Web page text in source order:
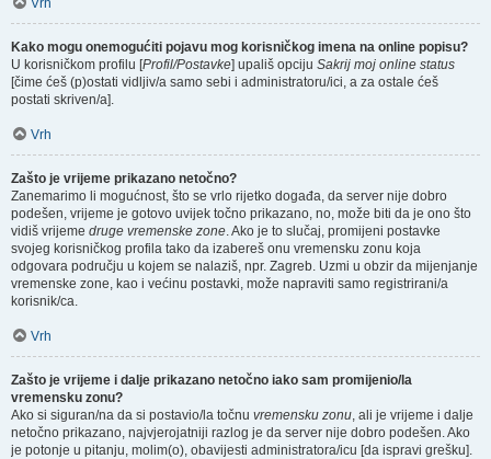
Vrh
Kako mogu onemogućiti pojavu mog korisničkog imena na online popisu?
U korisničkom profilu [Profil/Postavke] upališ opciju Sakrij moj online status
[čime ćeš (p)ostati vidljiv/a samo sebi i administratoru/ici, a za ostale ćeš
postati skriven/a].
Vrh
Zašto je vrijeme prikazano netočno?
Zanemarimo li mogućnost, što se vrlo rijetko događa, da server nije dobro
podešen, vrijeme je gotovo uvijek točno prikazano, no, može biti da je ono što
vidiš vrijeme druge vremenske zone. Ako je to slučaj, promijeni postavke
svojeg korisničkog profila tako da izabereš onu vremensku zonu koja
odgovara području u kojem se nalaziš, npr. Zagreb. Uzmi u obzir da mijenjanje
vremenske zone, kao i većinu postavki, može napraviti samo registrirani/a
korisnik/ca.
Vrh
Zašto je vrijeme i dalje prikazano netočno iako sam promijenio/la
vremensku zonu?
Ako si siguran/na da si postavio/la točnu vremensku zonu, ali je vrijeme i dalje
netočno prikazano, najvjerojatniji razlog je da server nije dobro podešen. Ako
je potonje u pitanju, molim(o), obavijesti administratora/icu [da ispravi grešku].